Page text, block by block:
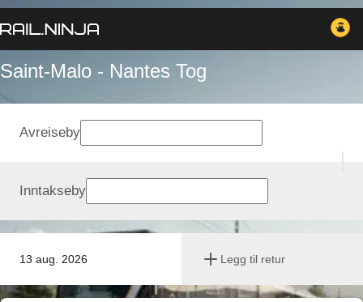
Saint-Malo - Nantes Tog
13 aug. 2026 Legg til retur
Avreiseby
Inntakseby